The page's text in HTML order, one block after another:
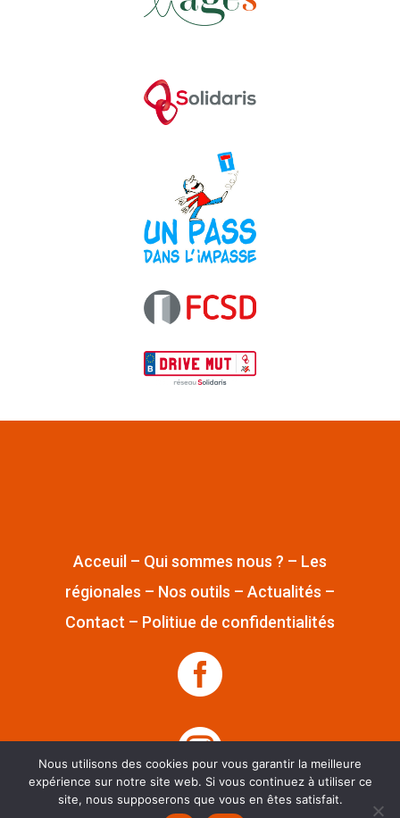
Acceuil– Qui sommes nous ? – Les
régionales – Nos outils – Actualités –
Contact – Politiue de confidentialités


Nous utilisons des cookies pour vous garantir la meilleure
expérience sur notre site web. Si vous continuez à utiliser ce
site, nous supposerons que vous en êtes satisfait.